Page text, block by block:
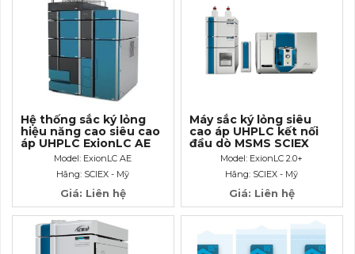
Hệ thống sắc ký lỏng
hiệu năng cao siêu cao
áp UHPLC ExionLC AE
Model: ExionLC AE
Hãng: SCIEX - Mỹ
Giá: Liên hệ
Máy sắc ký lỏng siêu
cao áp UHPLC kết nối
đầu dò MSMS SCIEX
Model: ExionLC 2.0+
Hãng: SCIEX - Mỹ
Giá: Liên hệ